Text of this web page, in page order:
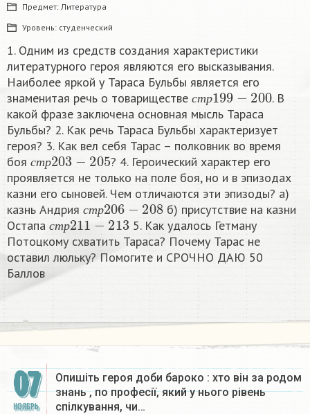
Предмет: Литература
Уровень: студенческий
1. Одним из средств создания характеристики
литературного героя являются его высказывания.
Наиболее яркой у Тараса Бульбы является его
знаменитая речь о товариществе
с т р
стр199− 200
. В
какой фразе заключена основная мысль Тараса
Бульбы? 2. Как речь Тараса Бульбы характеризует
героя? 3. Как вел себя Тарас – полковник во время
боя
с т р
ст р203−205
? 4. Героический характер его
проявляется не только на поле боя, но и в эпизодах
казни его сыновей. Чем отличаются эти эпизоды? а)
казнь Андрия
с т р
стр206− 208
б) присутствие на казни
Остапа
с т р
стр211−213
5. Как удалось Гетману
Потоцкому схватить Тараса? Почему Тарас не
оставил люльку? Помогите и СРОЧНО ДАЮ 50
Баллов
07
НОЯБРЬ
Опишіть героя доби бароко : хто він за родом
знань , по професії, який у нього рівень
спілкування, чи…